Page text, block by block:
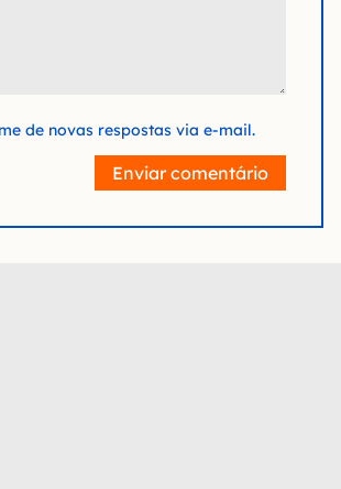
de novas respostas via e-mail.
Enviar comentário